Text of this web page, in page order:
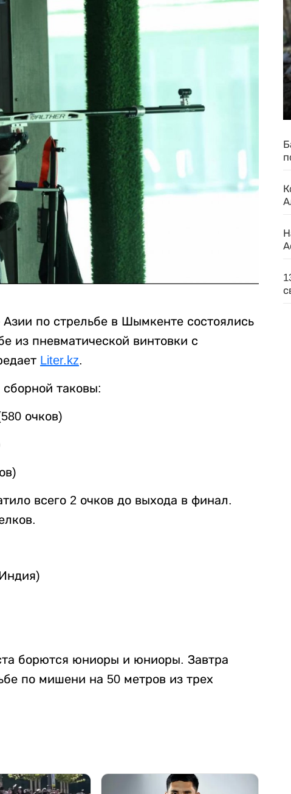
по стрельбе в Шымкенте состоялись
из пневматической винтовки с
Liter.kz.
таковы:
очков)
всего 2 очков до выхода в финал.
борются юниоры и юниоры. Завтра
по мишени на 50 метров из трех